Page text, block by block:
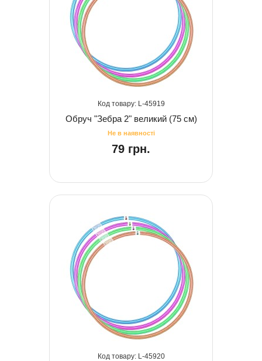
45919
Обруч "Зебра 2" великий (75 см)
79 грн.
45920